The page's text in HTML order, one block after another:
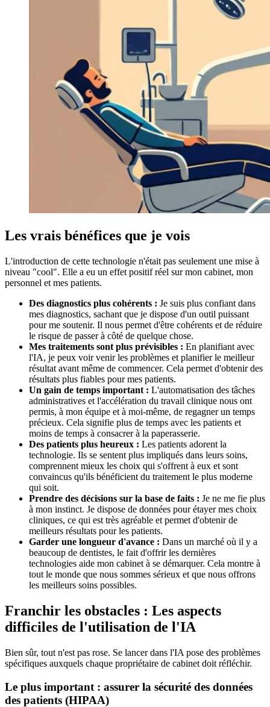
Les vrais bénéfices que je vois
L'introduction de cette technologie n'était pas seulement une mise à
niveau "cool". Elle a eu un effet positif réel sur mon cabinet, mon
personnel et mes patients.
Des diagnostics plus cohérents : Je suis plus confiant dans
mes diagnostics, sachant que je dispose d'un outil puissant
pour me soutenir. Il nous permet d'être cohérents et de réduire
le risque de passer à côté de quelque chose.
Mes traitements sont plus prévisibles : En planifiant avec
l'IA, je peux voir venir les problèmes et planifier le meilleur
résultat avant même de commencer. Cela permet d'obtenir des
résultats plus fiables pour mes patients.
Un gain de temps important : L'automatisation des tâches
administratives et l'accélération du travail clinique nous ont
permis, à mon équipe et à moi-même, de regagner un temps
précieux. Cela signifie plus de temps avec les patients et
moins de temps à consacrer à la paperasserie.
Des patients plus heureux : Les patients adorent la
technologie. Ils se sentent plus impliqués dans leurs soins,
comprennent mieux les choix qui s'offrent à eux et sont
convaincus qu'ils bénéficient du traitement le plus moderne
qui soit.
Prendre des décisions sur la base de faits : Je ne me fie plus
à mon instinct. Je dispose de données pour étayer mes choix
cliniques, ce qui est très agréable et permet d'obtenir de
meilleurs résultats pour les patients.
Garder une longueur d'avance : Dans un marché où il y a
beaucoup de dentistes, le fait d'offrir les dernières
technologies aide mon cabinet à se démarquer. Cela montre à
tout le monde que nous sommes sérieux et que nous offrons
les meilleurs soins possibles.
Franchir les obstacles : Les aspects
difficiles de l'utilisation de l'IA
Bien sûr, tout n'est pas rose. Se lancer dans l'IA pose des problèmes
spécifiques auxquels chaque propriétaire de cabinet doit réfléchir.
Le plus important : assurer la sécurité des données
des patients (HIPAA)